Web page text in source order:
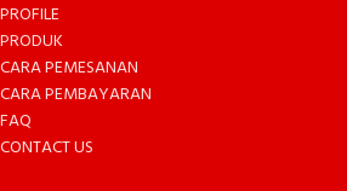
PROFILE
PRODUK
CARA PEMESANAN
CARA PEMBAYARAN
FAQ
CONTACT US